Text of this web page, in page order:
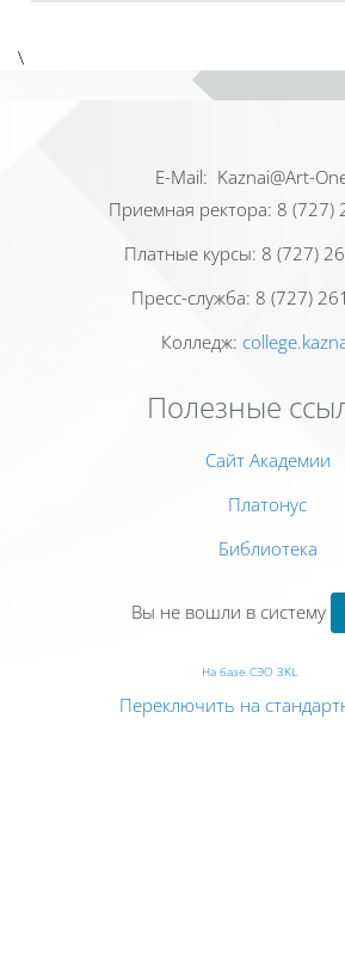
\
Е-Mail: Kaznai@Art-
Приемная ректора: 8 (727)
Платные курсы: 8 (727)
Пресс-служба: 8 (727)
Колледж:
Полезные
Сайт Академии
Платонус
Библиотека
Вы не вошли в систему
На базе СЭО 3KL
Переключить на